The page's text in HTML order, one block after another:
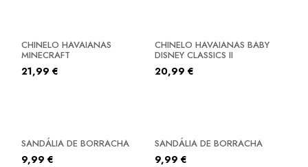
CHINELO HAVAIANAS
MINECRAFT
21,99 €
CHINELO HAVAIANAS BABY
DISNEY CLASSICS II
20,99 €
SANDÁLIA DE BORRACHA
9,99 €
SANDÁLIA DE BORRACHA
9,99 €